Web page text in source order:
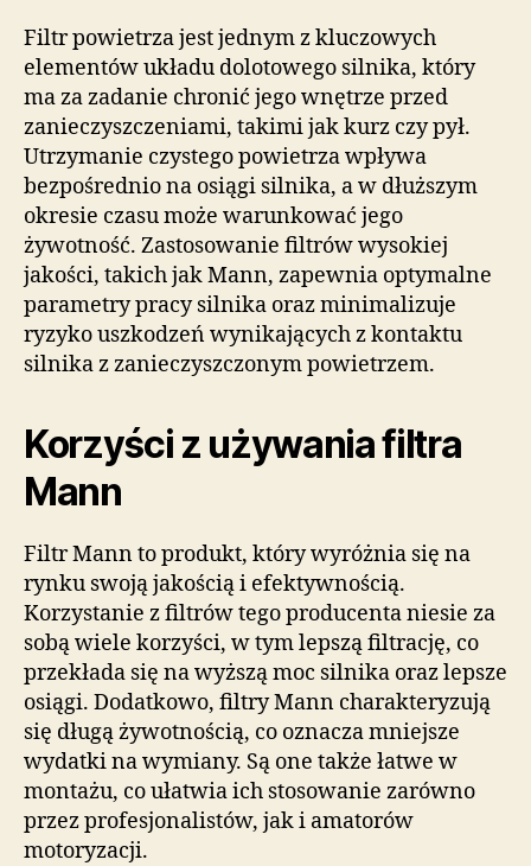
Filtr powietrza jest jednym z kluczowych
elementów układu dolotowego silnika, który
ma za zadanie chronić jego wnętrze przed
zanieczyszczeniami, takimi jak kurz czy pył.
Utrzymanie czystego powietrza wpływa
bezpośrednio na osiągi silnika, a w dłuższym
okresie czasu może warunkować jego
żywotność. Zastosowanie filtrów wysokiej
jakości, takich jak Mann, zapewnia optymalne
parametry pracy silnika oraz minimalizuje
ryzyko uszkodzeń wynikających z kontaktu
silnika z zanieczyszczonym powietrzem.
Korzyści z używania filtra
Mann
Filtr Mann to produkt, który wyróżnia się na
rynku swoją jakością i efektywnością.
Korzystanie z filtrów tego producenta niesie za
sobą wiele korzyści, w tym lepszą filtrację, co
przekłada się na wyższą moc silnika oraz lepsze
osiągi. Dodatkowo, filtry Mann charakteryzują
się długą żywotnością, co oznacza mniejsze
wydatki na wymiany. Są one także łatwe w
montażu, co ułatwia ich stosowanie zarówno
przez profesjonalistów, jak i amatorów
motoryzacji.